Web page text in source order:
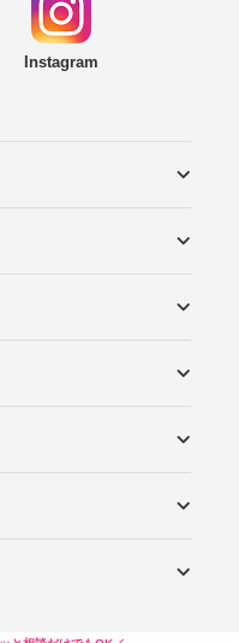
Instagram